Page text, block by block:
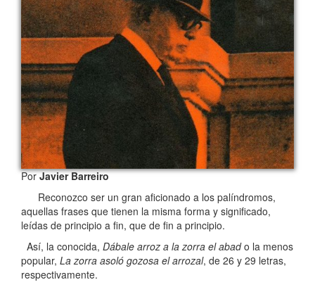
PorJavier Barreiro
Reconozco ser un gran aficionado a los palíndromos,
aquellas frases que tienen la misma forma y significado,
leídas de principio a fin, que de fin a principio.
Así, la conocida, Dábale arroz a la zorra el abado la menos
popular, La zorra asoló gozosa el arrozal, de 26 y 29 letras,
respectivamente.